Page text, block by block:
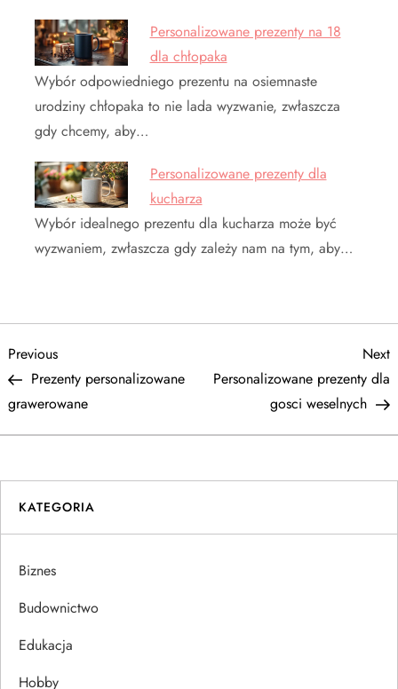
Personalizowane prezenty na 18
dla chłopaka
Wybór odpowiedniego prezentu na osiemnaste
urodziny chłopaka to nie lada wyzwanie, zwłaszcza
gdy chcemy, aby…
Personalizowane prezenty dla
kucharza
Wybór idealnego prezentu dla kucharza może być
wyzwaniem, zwłaszcza gdy zależy nam na tym, aby…
N
a
w
i
g
a
c
Previous
Post
Previous
Prezenty personalizowane
grawerowane
Next
Personalizowane prezenty dla
gosci weselnych
KATEGORIA
Biznes
Budownictwo
Edukacja
Hobby